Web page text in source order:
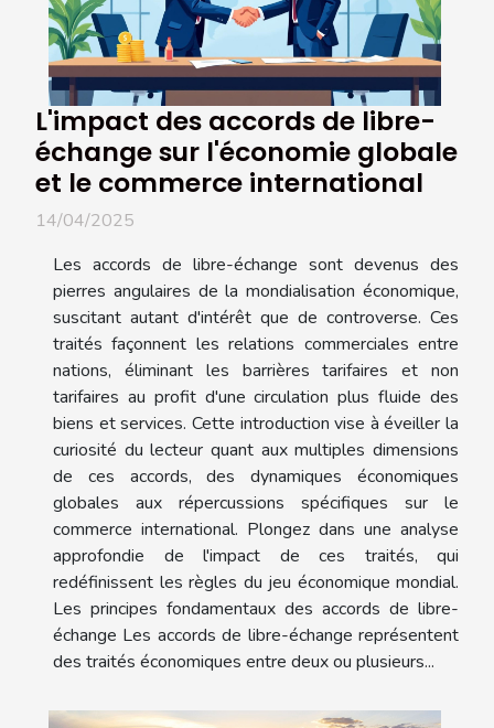
L'impact des accords de libre-
échange sur l'économie globale
et le commerce international
14/04/2025
Les accords de libre-échange sont devenus des
pierres angulaires de la mondialisation économique,
suscitant autant d'intérêt que de controverse. Ces
traités façonnent les relations commerciales entre
nations, éliminant les barrières tarifaires et non
tarifaires au profit d'une circulation plus fluide des
biens et services. Cette introduction vise à éveiller la
curiosité du lecteur quant aux multiples dimensions
de ces accords, des dynamiques économiques
globales aux répercussions spécifiques sur le
commerce international. Plongez dans une analyse
approfondie de l'impact de ces traités, qui
redéfinissent les règles du jeu économique mondial.
Les principes fondamentaux des accords de libre-
échange Les accords de libre-échange représentent
des traités économiques entre deux ou plusieurs...